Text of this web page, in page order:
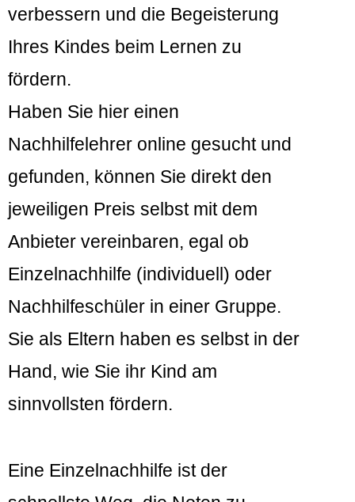
verbessern und die Begeisterung
Ihres Kindes beim Lernen zu
fördern.
Haben Sie hier einen
Nachhilfelehrer online gesucht und
gefunden, können Sie direkt den
jeweiligen Preis selbst mit dem
Anbieter vereinbaren, egal ob
Einzelnachhilfe (individuell) oder
Nachhilfeschüler in einer Gruppe.
Sie als Eltern haben es selbst in der
Hand, wie Sie ihr Kind am
sinnvollsten fördern.
Eine Einzelnachhilfe ist der